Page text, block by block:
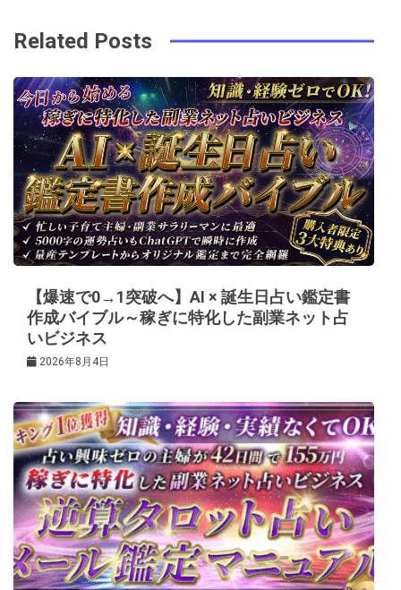
k
t
ビ
ゲ
ー
シ
ョ
ン
Related Posts
【爆速で0→1突破へ】AI × 誕生日占い鑑定書
作成バイブル～稼ぎに特化した副業ネット占
いビジネス
2026年8月4日